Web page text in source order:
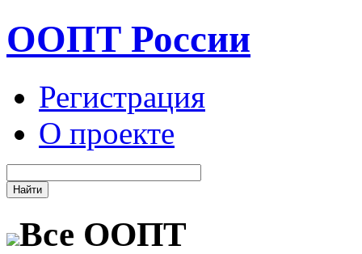
ООПТ России
Регистрация
О проекте
Все ООПТ